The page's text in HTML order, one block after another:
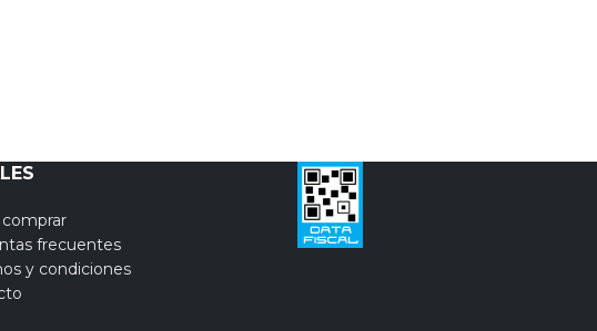
frecuentes
y condiciones